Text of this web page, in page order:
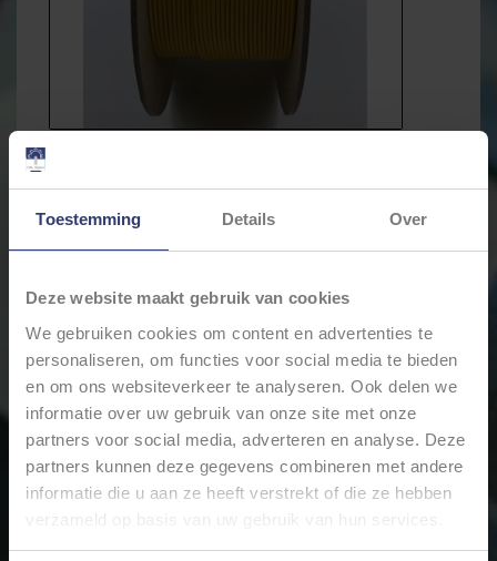
Toestemming Details Over
Deze website maakt gebruik van cookies
We gebruiken cookies om content en advertenties te
personaliseren, om functies voor social media te bieden
en om ons websiteverkeer te analyseren. Ook delen we
informatie over uw gebruik van onze site met onze
partners voor social media, adverteren en analyse. Deze
partners kunnen deze gegevens combineren met andere
informatie die u aan ze heeft verstrekt of die ze hebben
verzameld op basis van uw gebruik van hun services.
€27,68
Levertijd: Bestellingen op ma. t/m vrij. voor 17:00 worden
dezelfde dag verstuurd.
Merk: Cable-Engineer
Koop 5 voor €24,91 per stuk en bespaar 10%